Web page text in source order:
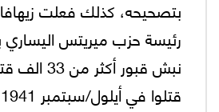
بتصحيحه، كذلك فعلت
رئيسة حزب ميريتس
نبش قبور